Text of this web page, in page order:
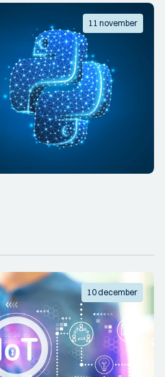
11 november
10 december